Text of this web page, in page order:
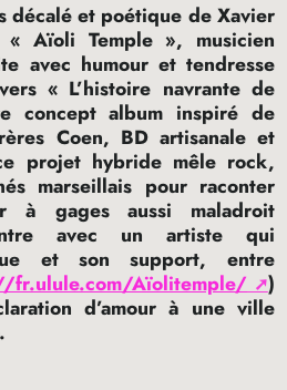
décalé et poétique de Xavier
« Aïoli Temple », musicien
avec humour et tendresse
« L’histoire navrante de
concept album inspiré de
Coen, BDartisanale et
projet hybride mêle rock,
marseillais pour raconter
à gages aussi maladroit
avec un artiste qui
et son support, entre
fr.ulule.com/Aïolitemple/
)
d’amour à une ville